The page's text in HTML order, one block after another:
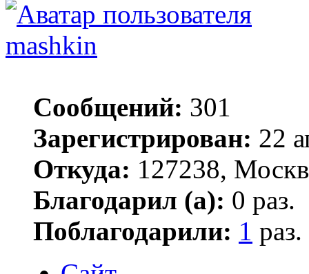
mashkin
Сообщений: 301
Зарегистрирован: 22
Откуда: 127238,
Благодарил (а): 0 раз.
Поблагодарили: 1 раз.